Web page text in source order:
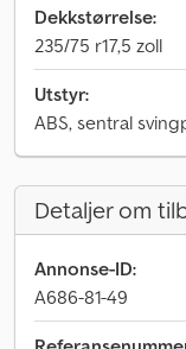
Dekkstørrelse:
235/75 r17,5 zoll
Utstyr:
ABS, sentral
Detaljer om
Annonse-ID:
A686-81-49